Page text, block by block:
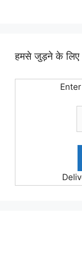
हमसे जुड़ने के लिए